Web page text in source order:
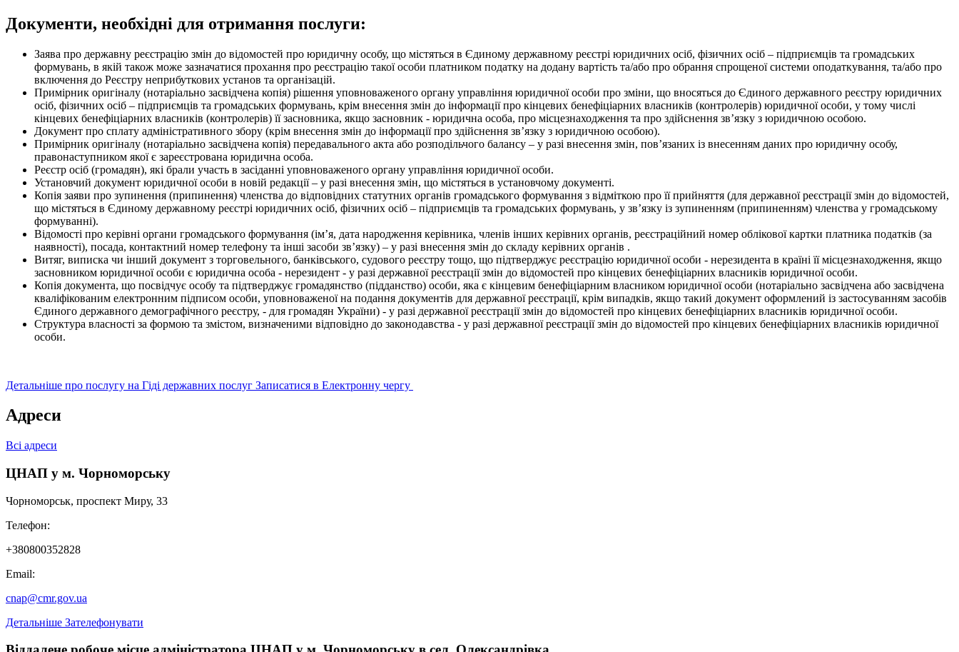
Документи, необхідні для отримання послуги:
Заява про державну реєстрацію змін до відомостей про юридичну особу, що містяться в Єдиному державному реєстрі юридичних осіб, фізичних осіб – підприємців та громадських
формувань, в якій також може зазначатися прохання про реєстрацію такої особи платником податку на додану вартість та/або про обрання спрощеної системи оподаткування, та/або про
включення до Реєстру неприбуткових установ та організацій.
Примірник оригіналу (нотаріально засвідчена копія) рішення уповноваженого органу управління юридичної особи про зміни, що вносяться до Єдиного державного реєстру юридичних
осіб, фізичних осіб – підприємців та громадських формувань, крім внесення змін до інформації про кінцевих бенефіціарних власників (контролерів) юридичної особи, у тому числі
кінцевих бенефіціарних власників (контролерів) її засновника, якщо засновник - юридична особа, про місцезнаходження та про здійснення зв’язку з юридичною особою.
Документ про сплату адміністративного збору (крім внесення змін до інформації про здійснення зв’язку з юридичною особою).
Примірник оригіналу (нотаріально засвідчена копія) передавального акта або розподільчого балансу – у разі внесення змін, пов’язаних із внесенням даних про юридичну особу,
правонаступником якої є зареєстрована юридична особа.
Реєстр осіб (громадян), які брали участь в засіданні уповноваженого органу управління юридичної особи.
Установчий документ юридичної особи в новій редакції – у разі внесення змін, що містяться в установчому документі.
Копія заяви про зупинення (припинення) членства до відповідних статутних органів громадського формування з відміткою про її прийняття (для державної реєстрації змін до відомостей,
що містяться в Єдиному державному реєстрі юридичних осіб, фізичних осіб – підприємців та громадських формувань, у зв’язку із зупиненням (припиненням) членства у громадському
формуванні).
Відомості про керівні органи громадського формування (ім’я, дата народження керівника, членів інших керівних органів, реєстраційний номер облікової картки платника податків (за
наявності), посада, контактний номер телефону та інші засоби зв’язку) – у разі внесення змін до складу керівних органів .
Витяг, виписка чи інший документ з торговельного, банківського, судового реєстру тощо, що підтверджує реєстрацію юридичної особи - нерезидента в країні її місцезнаходження, якщо
засновником юридичної особи є юридична особа - нерезидент - у разі державної реєстрації змін до відомостей про кінцевих бенефіціарних власників юридичної особи.
Копія документа, що посвідчує особу та підтверджує громадянство (підданство) особи, яка є кінцевим бенефіціарним власником юридичної особи (нотаріально засвідчена або засвідчена
кваліфікованим електронним підписом особи, уповноваженої на подання документів для державної реєстрації, крім випадків, якщо такий документ оформлений із застосуванням засобів
Єдиного державного демографічного реєстру, - для громадян України) - у разі державної реєстрації змін до відомостей про кінцевих бенефіціарних власників юридичної особи.
Структура власності за формою та змістом, визначеними відповідно до законодавства - у разі державної реєстрації змін до відомостей про кінцевих бенефіціарних власників юридичної
особи.
Детальніше про послугу на Гіді державних послуг Записатися в Електронну чергу
Адреси
Всі адреси
ЦНАП у м. Чорноморську
Чорноморськ, проспект Миру, 33
Телефон:
+380800352828
Email:
cnap@cmr.gov.ua
Детальніше Зателефонувати